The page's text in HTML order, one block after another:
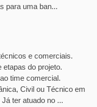
para uma ban...
e comerciais.
do projeto.
time comercial.
Civil ou Técnico em
ter atuado no ...